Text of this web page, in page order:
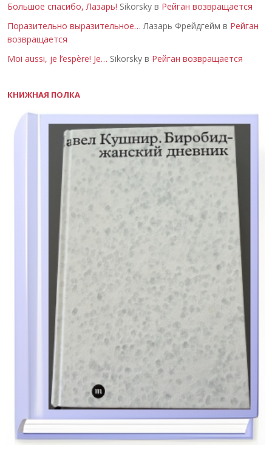
Большое спасибо, Лазарь! Sikorsky в Рейган возвращается
Поразительно выразительное… Лазарь Фрейдгейм в Рейган
возвращается
Moi aussi, je l’espère! Je… Sikorsky в Рейган возвращается
КНИЖНАЯ ПОЛКА